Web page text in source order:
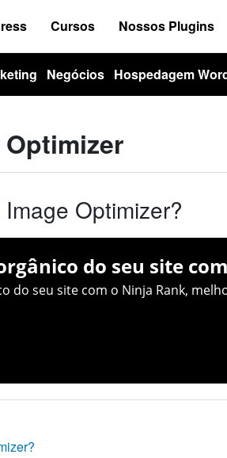
Cursos Nossos Plugins
Negócios Hospedagem
Optimizer?
do seu site
do seu site com o Ninja Rank,